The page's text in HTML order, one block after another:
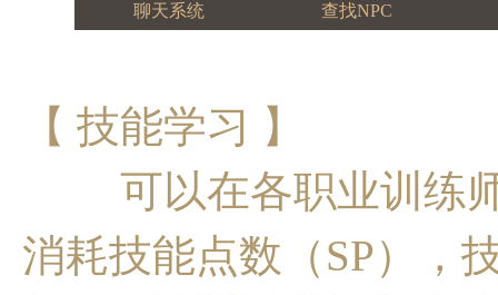
聊天系统
查找NPC
【 技能学习 】
可以在各职业训练师
消耗技能点数（SP），